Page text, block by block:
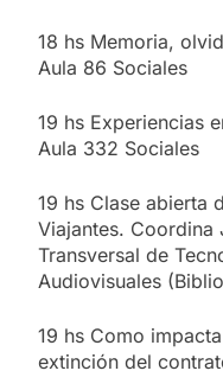
18 hs Memoria,
Aula 86 Sociales
19 hs Experiencias
Aula 332 Sociales
19 hs Clase abierta
Viajantes. Coordina
Transversal de
Audiovisuales
19 hs Como
extinción del